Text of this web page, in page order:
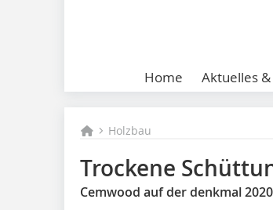
Home Aktuelles
Holzbau
Trockene
Cemwood auf der denkmal